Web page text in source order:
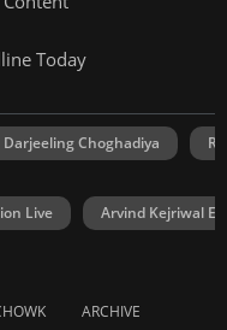
Today
Darjeeling Choghadiya
Live Arvind Kejriwal
ARCHIVE